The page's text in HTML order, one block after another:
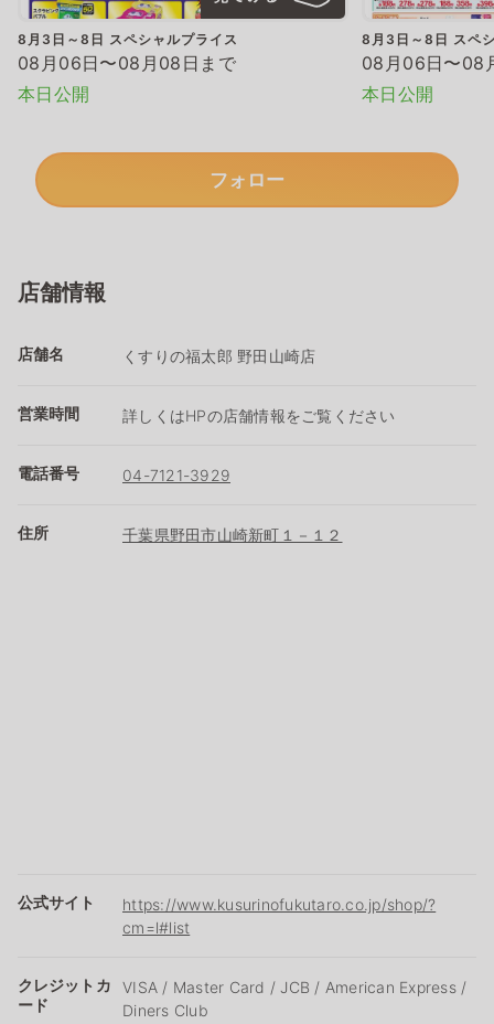
8月3日～8日 スペシャルプライス
08月06日〜08月08日まで
本日公開
8月3日～8日 スペ
08月06日〜08
本日公開
フォロー
店舗情報
店舗名 くすりの福太郎 野田山崎店
営業時間 詳しくはHPの店舗情報をご覧ください
電話番号 04-7121-3929
住所 千葉県野田市山崎新町１－１２
公式サイト
https://www.kusurinofukutaro.co.jp/shop/?
cm=l#list
クレジットカ
ード
VISA / Master Card / JCB / American Express /
Diners Club